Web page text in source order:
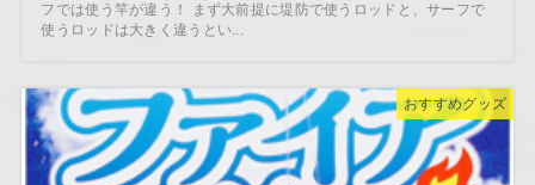
フでは使う竿が違う！ まず大前提に堤防で使うロッドと、サーフで
使うロッドは大きく違うとい...
おすすめグッズ